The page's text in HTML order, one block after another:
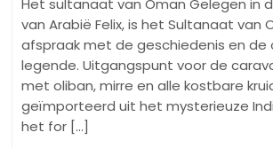
Het sultanaat van Oman Gelegen in
van Arabië Felix, is het Sultanaat van
afspraak met de geschiedenis en de
legende. Uitgangspunt voor de
met oliban, mirre en alle kostbare
geïmporteerd uit het mysterieuze
het for [...]